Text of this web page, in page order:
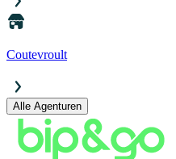
Coutevroult
Alle Agenturen